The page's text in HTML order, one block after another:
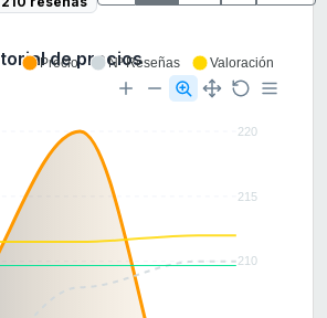
de precios
220
215
210
Precio Nº Reseñas Valoración